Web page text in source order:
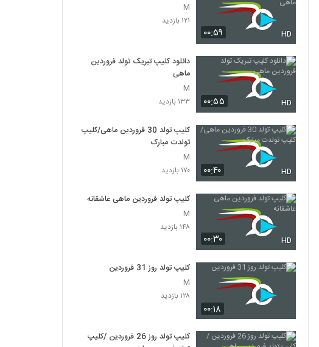
۰۰:۵۹ HD
M
۱۲۱ بازدید
۰۰:۵۵ HD
دانلود کلیپ تبریک تولد فروردین
ماهی
M
۱۳۳ بازدید
۰۰:۴۰ HD
کلیپ تولد 30 فروردین ماهی/کلیپ
تولدت مبارک
M
۱۷۰ بازدید
۰۰:۳۰ HD
کلیپ تولد فروردین ماهی عاشقانه
M
۱۴۸ بازدید
۰۰:۱۸
کلیپ تولد روز 31 فروردین
M
۱۲۸ بازدید
کلیپ تولد روز 26 فروردین /کلیپ